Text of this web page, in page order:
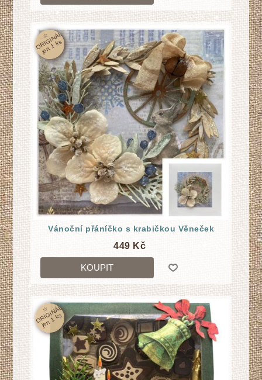
☆
O
RI
GI
N
Á
L
j
e
n
1
k
s
Vánoční přáníčko s krabičkou Věneček
449 Kč
KOUPIT
☆
O
RI
GI
N
Á
L
j
e
n
1
k
s